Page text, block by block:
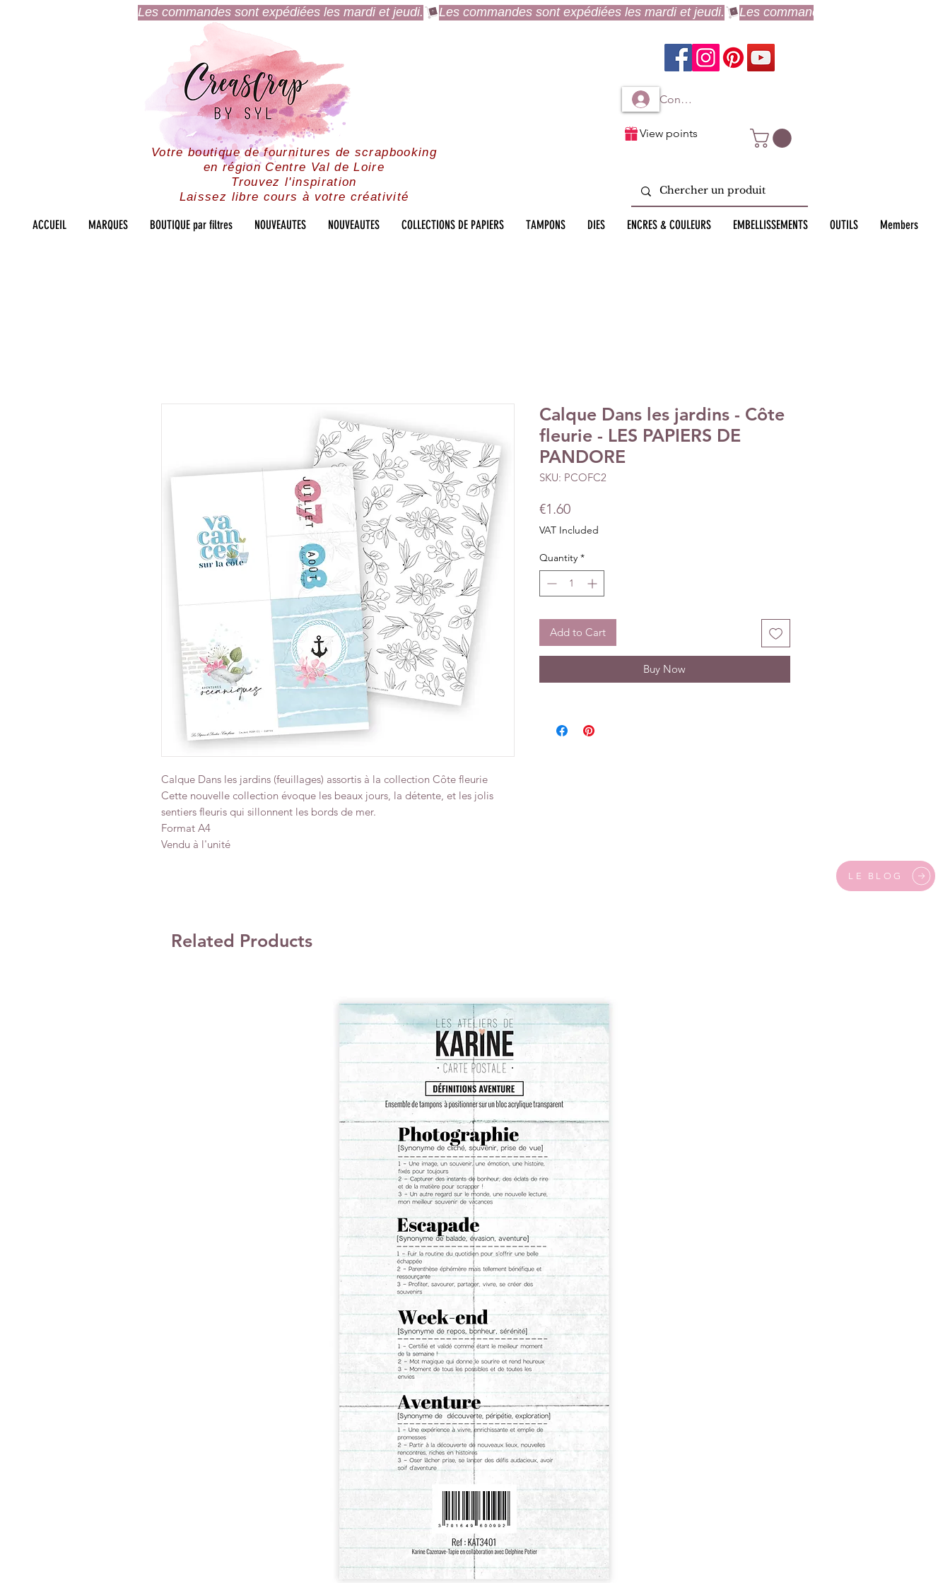
Les commandes sont expédiées les mardi et jeudi.
Votre boutique de fournitures de scrapbooking
en région Centre Val de Loire
Trouvez l'inspiration
Laissez libre cours à votre créativité
Connexion à mon compte
View points
ACCUEIL MARQUES BOUTIQUE par filtres NOUVEAUTES NOUVEAUTES COLLECTIONS DE PAPIERS TAMPONS DIES ENCRES & COULEURS EMBELLISSEMENTS OUTILS Members
LE BLOG
Calque Dans les jardins (feuillages) assortis à la collection Côte fleurie
Cette nouvelle collection évoque les beaux jours, la détente, et les jolis
sentiers fleuris qui sillonnent les bords de mer.
Format A4
Vendu à l'unité
Calque Dans les jardins - Côte
fleurie - LES PAPIERS DE
PANDORE
SKU: PCOFC2
€1.60Price
VAT Included
Quantity *
Add to Cart
Buy Now
Related Products